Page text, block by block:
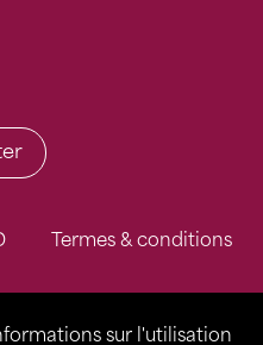
sur l'utilisation
Termes & conditions